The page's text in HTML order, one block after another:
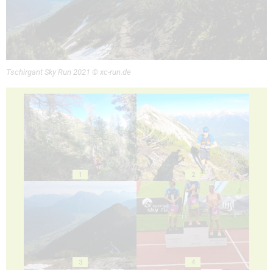
Tschirgant Sky Run 2021 © xc-run.de
1 2
3 4